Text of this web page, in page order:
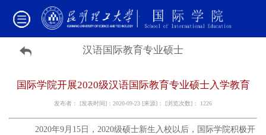
汉语国际教育专业硕士
国际学院开展2020级汉语国际教育专业硕士入学教育
发布者： [发表时间]：2020-09-23 [来源]： [浏览次数]： 1226
2020年9月15日，2020级硕士新生入校以后，国际学院积极开